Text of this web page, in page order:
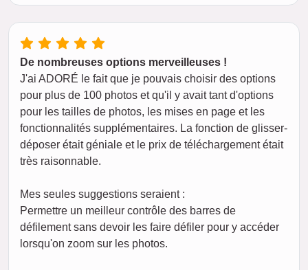
De nombreuses options merveilleuses !
J'ai ADORÉ le fait que je pouvais choisir des options
pour plus de 100 photos et qu'il y avait tant d'options
pour les tailles de photos, les mises en page et les
fonctionnalités supplémentaires. La fonction de glisser-
déposer était géniale et le prix de téléchargement était
très raisonnable.
Mes seules suggestions seraient :
Permettre un meilleur contrôle des barres de
défilement sans devoir les faire défiler pour y accéder
lorsqu'on zoom sur les photos.